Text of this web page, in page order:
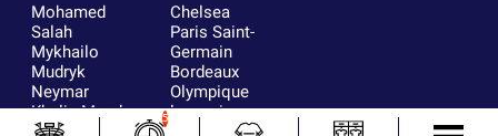
Mohamed
Salah
Mykhailo
Mudryk
Neymar
Khalis Merah
Loïs Openda
Chelsea
Paris Saint-
Germain
Bordeaux
Olympique
lyonnais
5